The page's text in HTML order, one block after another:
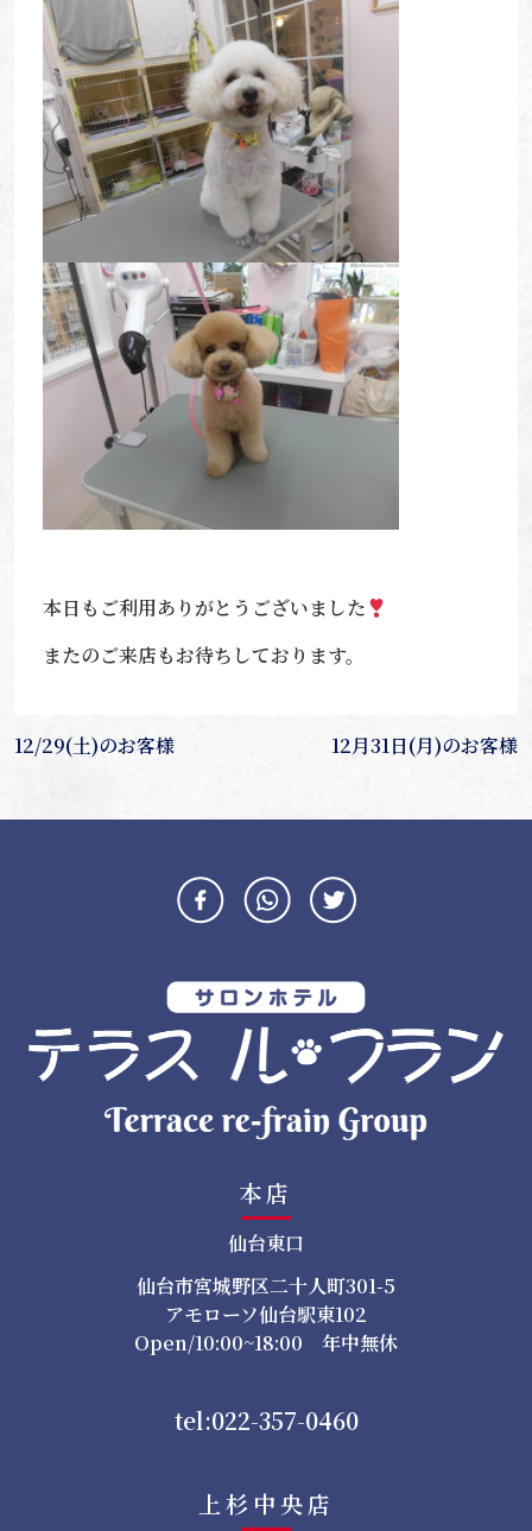
本日もご利用ありがとうございました
またのご来店もお待ちしております。
投
ビ
12/29(土)のお客様 12月31日(月)のお客様
本店
仙台東口
仙台市宮城野区二十人町301-5
アモローソ仙台駅東102
Open/10:00~18:00 年中無休
tel:022-357-0460
上杉中央店